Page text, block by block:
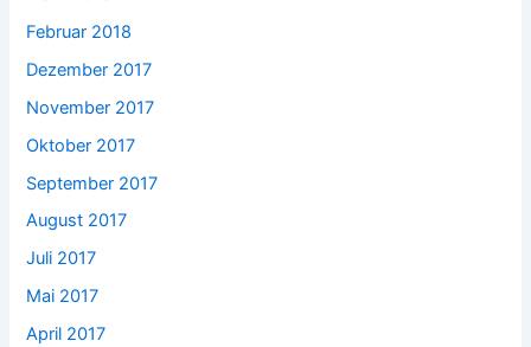
Februar 2018
Dezember 2017
November 2017
Oktober 2017
September 2017
August 2017
Juli 2017
Mai 2017
April 2017